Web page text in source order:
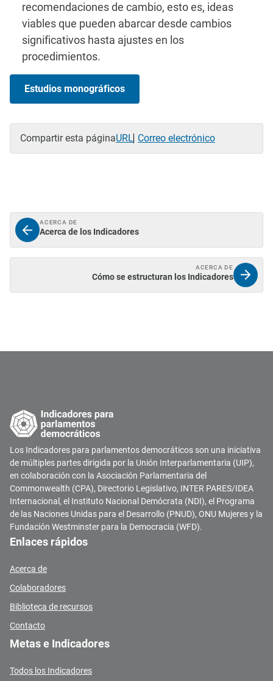
recomendaciones de cambio, esto es, ideas
viables que pueden abarcar desde cambios
significativos hasta ajustes en los
procedimientos.
Estudios monográficos
Compartir esta páginaURL Correo electrónico
ACERCA DE
Acerca de los Indicadores
ACERCA DE
Cómo se estructuran los Indicadores
Los Indicadores para parlamentos democráticos son una iniciativa
de múltiples partes dirigida por la Unión Interparlamentaria (UIP),
en colaboración con la Asociación Parlamentaria del
Commonwealth (CPA), Directorio Legislativo, INTER PARES/IDEA
Internacional, el Instituto Nacional Demócrata (NDI), el Programa
de las Naciones Unidas para el Desarrollo (PNUD), ONU Mujeres y la
Fundación Westminster para la Democracia (WFD).
Enlaces rápidos
Acerca de
Colaboradores
Biblioteca de recursos
Contacto
Metas e Indicadores
Todos los Indicadores